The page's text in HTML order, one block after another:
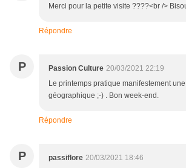
Merci pour la petite visite ????<br />
Répondre
P Passion Culture 20/03/2021 22:19
Le printemps pratique manifestement
géographique ;-) . Bon week-end.
Répondre
P passiflore 20/03/2021 18:46